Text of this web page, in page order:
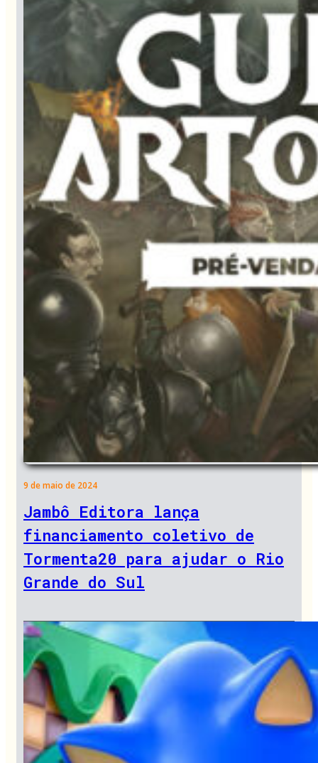
9 de maio de 2024
Jambô Editora lança
financiamento coletivo de
Tormenta20 para ajudar o Rio
Grande do Sul